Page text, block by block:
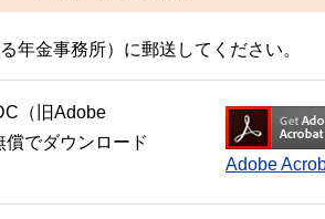
年金事務所）に郵送してください。
（旧Adobe
でダウンロード
Adobe